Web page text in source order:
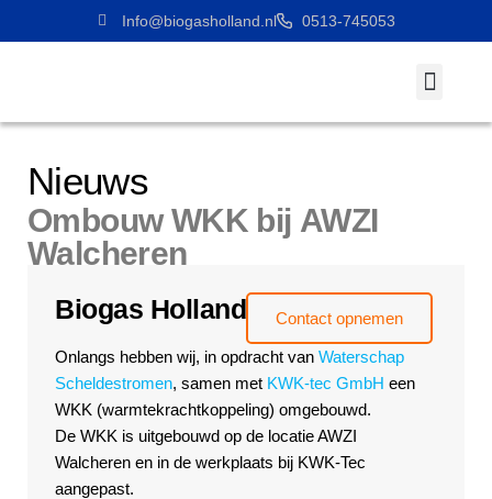
Info@biogasholland.nl 0513-745053
Nieuws
Ombouw WKK bij AWZI
Walcheren​
Biogas Holland Contact opnemen
Onlangs hebben wij, in opdracht van Waterschap
Scheldestromen, samen met KWK-tec GmbH een
WKK (warmtekrachtkoppeling) omgebouwd.
De WKK is uitgebouwd op de locatie AWZI
Walcheren en in de werkplaats bij KWK-Tec
aangepast.